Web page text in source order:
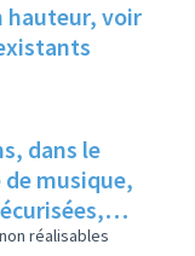
hauteur, voir
dans le
musique,
que les
réalisables